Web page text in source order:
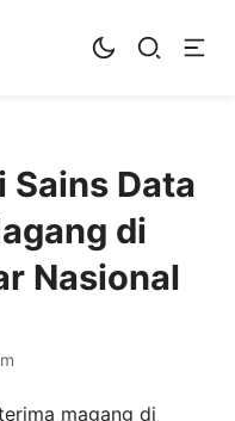
Sains Data
di
Nasional
magang di